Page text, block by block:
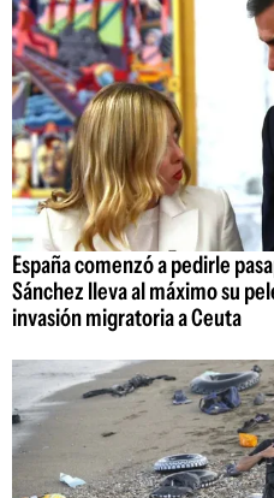
España comenzó a pedirle
Sánchez lleva al máximo su
invasión migratoria a Ceuta